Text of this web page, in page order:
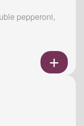
pepperoni,